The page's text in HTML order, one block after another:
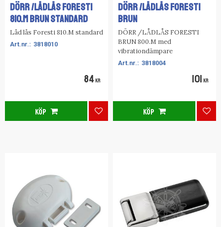
DÖRR /LÅDLÅS FORESTI
810.M BRUN STANDARD
Låd lås Foresti 810.M standard
3818010
84 KR
Lägg till i favoriter
KÖP
DÖRR /LÅDLÅS FORESTI
BRUN
DÖRR /LÅDLÅS FORESTI
BRUN 800.M med
vibrationdämpare
3818004
101 KR
KÖP